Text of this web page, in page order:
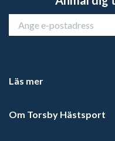
Läs mer
Om Torsby Hästsport